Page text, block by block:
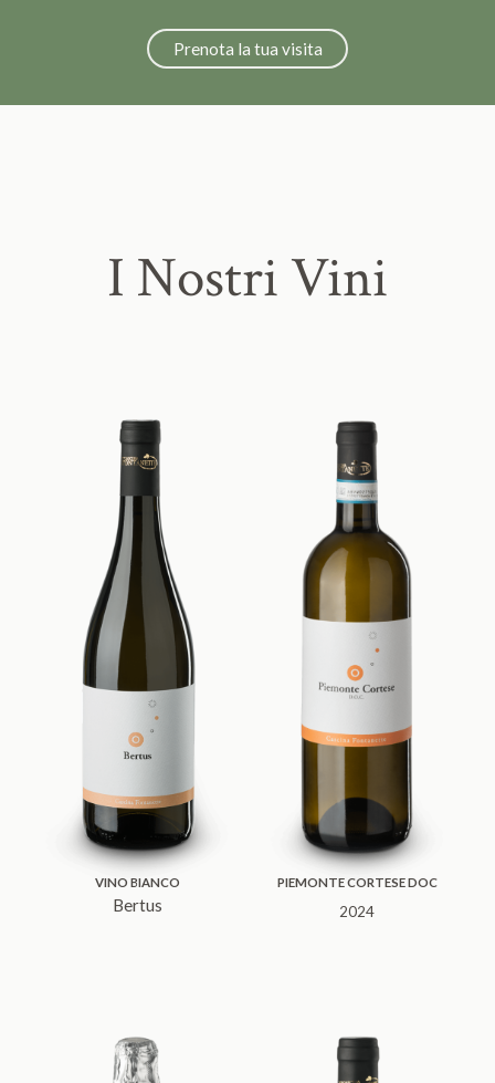
Prenota la tua visita
I Nostri Vini
VINO BIANCO
Bertus
PIEMONTE CORTESE DOC
2024